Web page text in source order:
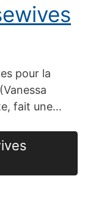
pour la
fait une…